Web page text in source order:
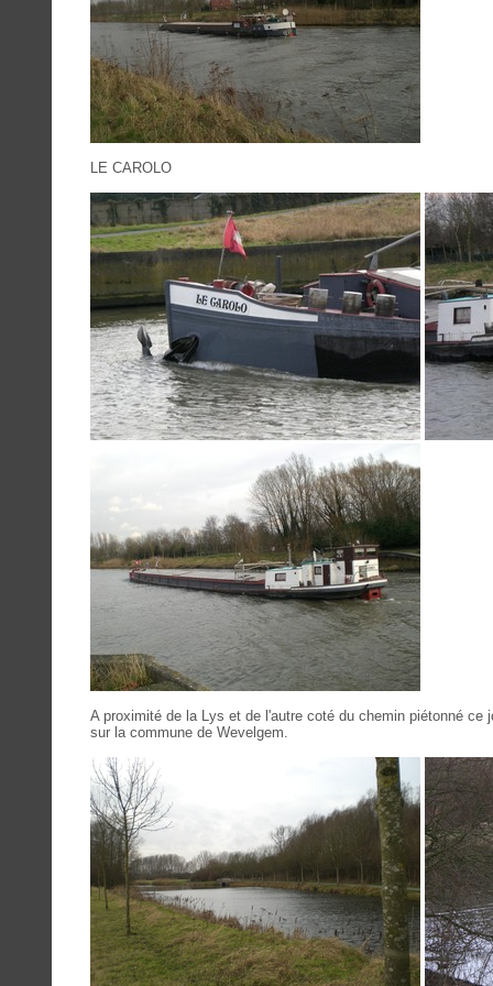
LE CAROLO
A proximité de la Lys et de l'autre coté du chemin piétonné ce
sur la commune de Wevelgem.